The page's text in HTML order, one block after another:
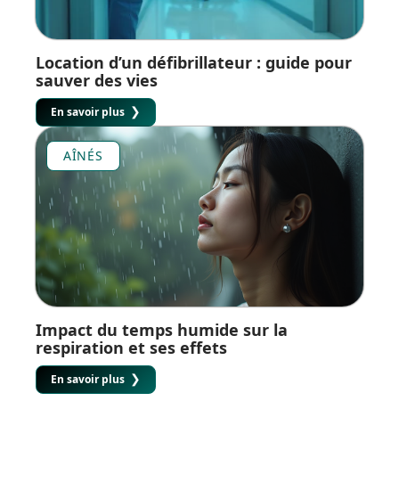
Location d’un défibrillateur : guide pour
sauver des vies
En savoir plus
AÎNÉS
Impact du temps humide sur la
respiration et ses effets
En savoir plus